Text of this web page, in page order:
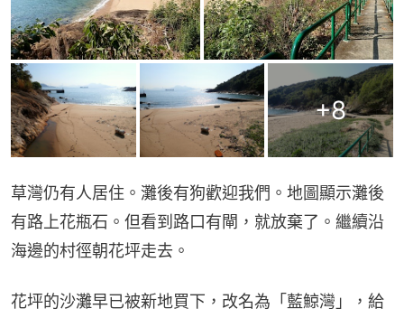
+8
草灣仍有人居住。灘後有狗歡迎我們。地圖顯示灘後
有路上花瓶石。但看到路口有閘，就放棄了。繼續沿
海邊的村徑朝花坪走去。
花坪的沙灘早已被新地買下，改名為「藍鯨灣」，給